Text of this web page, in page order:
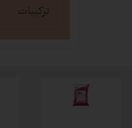
ترکیبات